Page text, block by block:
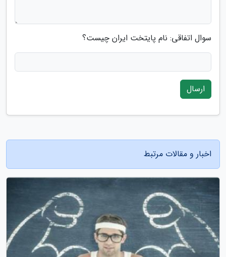
سوال اتفاقی: نام پایتخت ایران چیست؟
ارسال
اخبار و مقالات مرتبط